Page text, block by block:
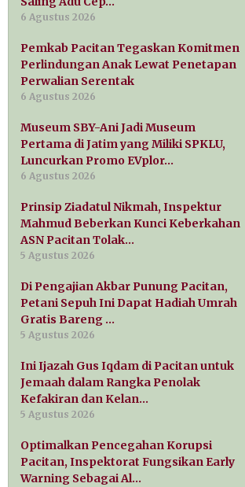
6 Agustus 2026
Pemkab Pacitan Tegaskan Komitmen
Perlindungan Anak Lewat Penetapan
Perwalian Serentak
6 Agustus 2026
Museum SBY-Ani Jadi Museum
Pertama di Jatim yang Miliki SPKLU,
Luncurkan Promo EVplor…
6 Agustus 2026
Prinsip Ziadatul Nikmah, Inspektur
Mahmud Beberkan Kunci Keberkahan
ASN Pacitan Tolak…
5 Agustus 2026
Di Pengajian Akbar Punung Pacitan,
Petani Sepuh Ini Dapat Hadiah Umrah
Gratis Bareng …
5 Agustus 2026
Ini Ijazah Gus Iqdam di Pacitan untuk
Jemaah dalam Rangka Penolak
Kefakiran dan Kelan…
5 Agustus 2026
Optimalkan Pencegahan Korupsi
Pacitan, Inspektorat Fungsikan Early
Warning Sebagai Al…